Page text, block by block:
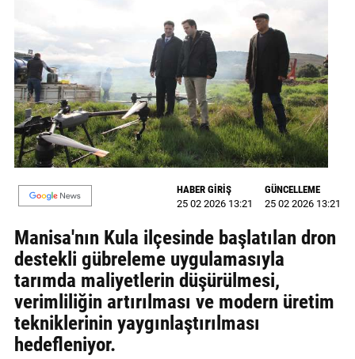
DÜNYA
MAGAZİN
GALERİ
VİDEO
BİZE
ULAŞIN
Künye
İletişim
Gizlilik
Politikası
HABER GİRİŞ
25 02 2026 13:21
GÜNCELLEME
25 02 2026 13:21
Manisa'nın Kula ilçesinde başlatılan dron
destekli gübreleme uygulamasıyla
tarımda maliyetlerin düşürülmesi,
verimliliğin artırılması ve modern üretim
tekniklerinin yaygınlaştırılması
hedefleniyor.